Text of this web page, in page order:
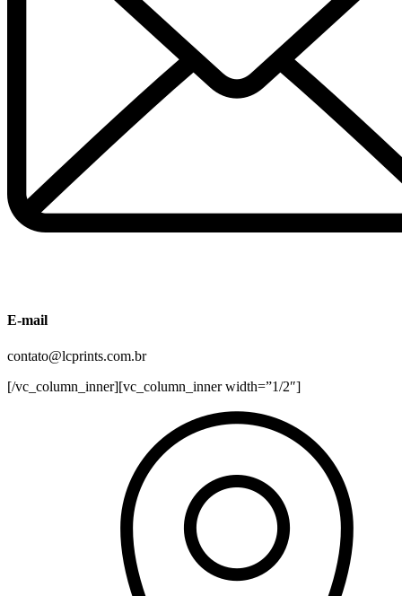
E-mail
contato@lcprints.com.br
[/vc_column_inner][vc_column_inner width=”1/2″]